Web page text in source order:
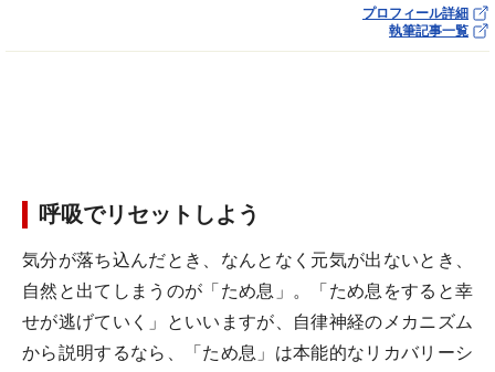
プロフィール詳細
執筆記事一覧
呼吸でリセットしよう
気分が落ち込んだとき、なんとなく元気が出ないとき、
自然と出てしまうのが「ため息」。「ため息をすると幸
せが逃げていく」といいますが、自律神経のメカニズム
から説明するなら、「ため息」は本能的なリカバリーシ